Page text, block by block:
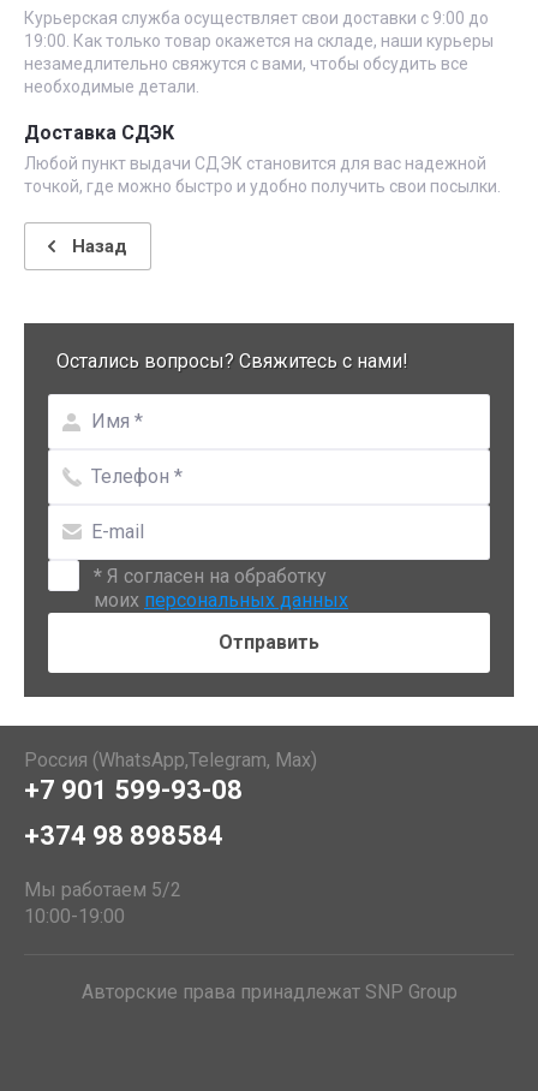
Курьерская служба осуществляет свои доставки с 9:00 до
19:00. Как только товар окажется на складе, наши курьеры
незамедлительно свяжутся с вами, чтобы обсудить все
необходимые детали.
Доставка СДЭК
Любой пункт выдачи СДЭК становится для вас надежной
точкой, где можно быстро и удобно получить свои посылки.
Назад
Остались вопросы? Свяжитесь с нами!
* Я согласен на обработку
моих персональных данных
Россия (WhatsApp,Telegram, Max)
+7 901 599-93-08
+374 98 898584
Мы работаем 5/2
10:00-19:00
Авторские права принадлежат SNP Group